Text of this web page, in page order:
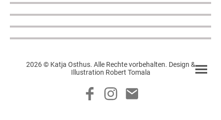
2026 © Katja Osthus. Alle Rechte vorbehalten. Design &
Illustration Robert Tomala